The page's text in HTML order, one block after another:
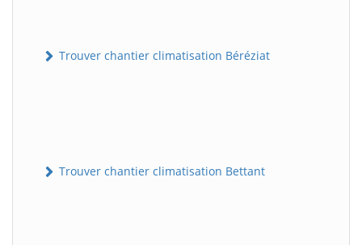
Trouver chantier climatisation Béréziat
Trouver chantier climatisation Bettant